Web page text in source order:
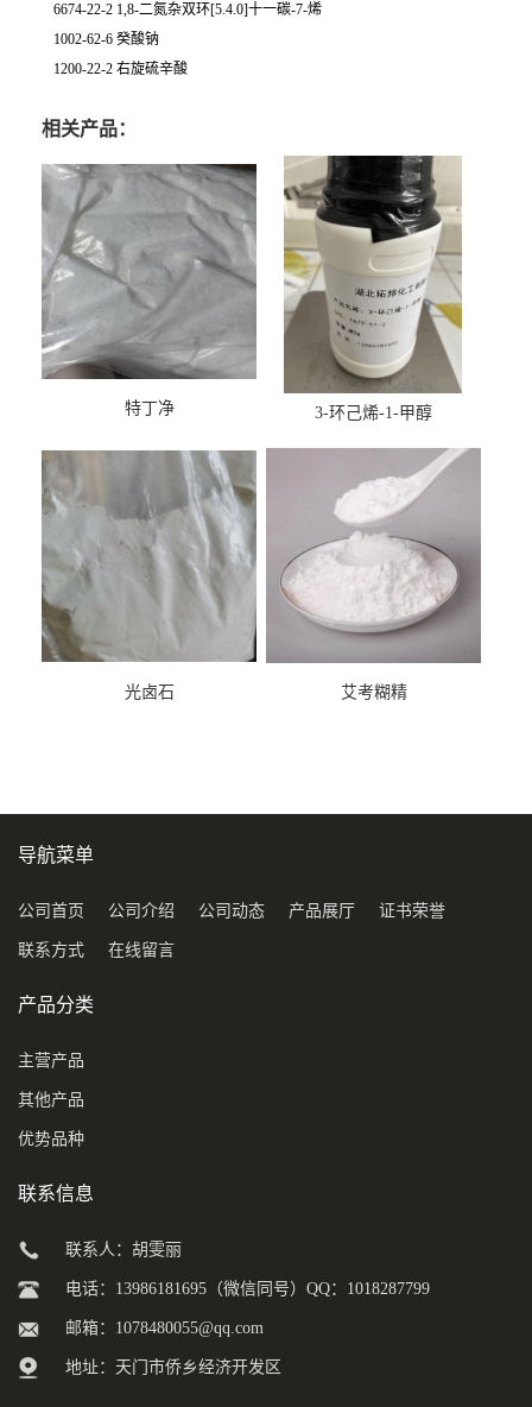
6674-22-2 1,8-二氮杂双环[5.4.0]十一碳-7-烯
1002-62-6 癸酸钠
1200-22-2 右旋硫辛酸
相关产品：
特丁净 3-环己烯-1-甲醇
光卤石 艾考糊精
导航菜单
公司首页 公司介绍 公司动态 产品展厅 证书荣誉
联系方式 在线留言
产品分类
主营产品
其他产品
优势品种
联系信息
联系人：胡雯丽
电话：13986181695（微信同号）QQ：1018287799
邮箱： 1078480055@qq.com
地址：天门市侨乡经济开发区